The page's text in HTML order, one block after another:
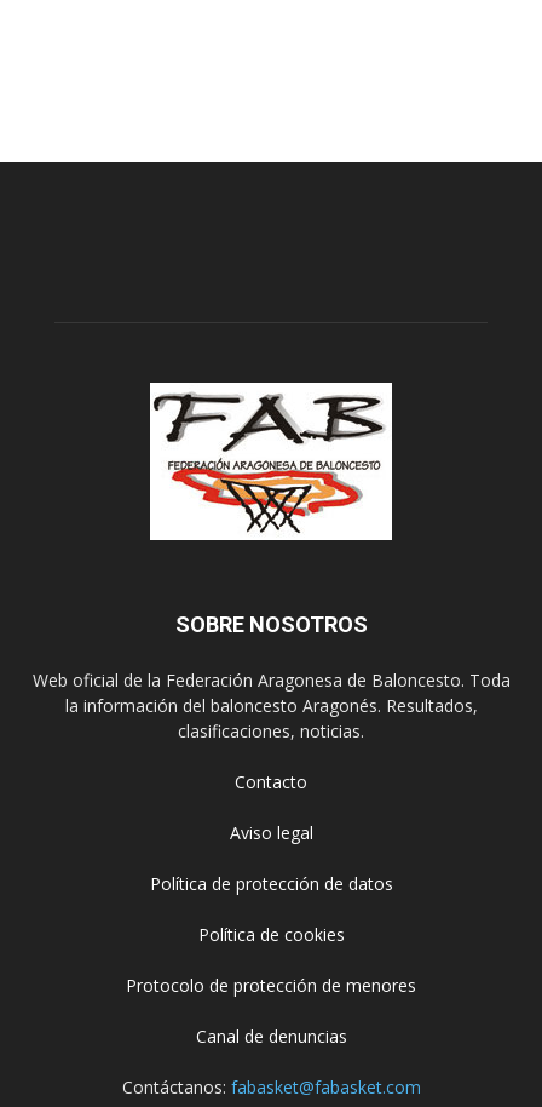
SOBRE NOSOTROS
Web oficial de la Federación Aragonesa de Baloncesto. Toda
la información del baloncesto Aragonés. Resultados,
clasificaciones, noticias.
Contacto
Aviso legal
Política de protección de datos
Política de cookies
Protocolo de protección de menores
Canal de denuncias
Contáctanos: fabasket@fabasket.com